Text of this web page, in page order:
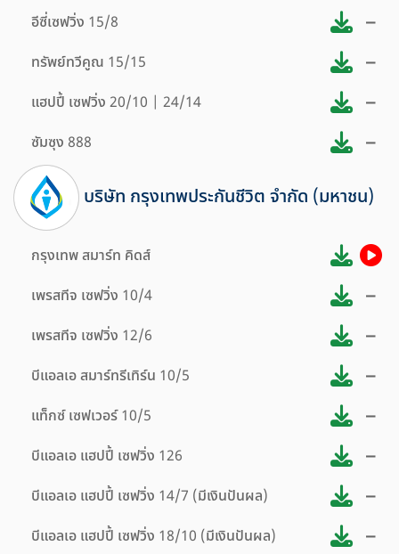
อีซี่เซฟวิ่ง 15/8 –
ทรัพย์ทวีคูณ 15/15 –
แฮปปี้ เซฟวิ่ง 20/10 | 24/14 –
ซัมซุง 888 –
บริษัท กรุงเทพประกันชีวิต จำกัด (มหาชน)
กรุงเทพ สมาร์ท คิดส์
เพรสทีจ เซฟวิ่ง 10/4
–
เพรสทีจ เซฟวิ่ง 12/6 –
บีแอลเอ สมาร์ทรีเทิร์น 10/5 –
แท็กซ์ เซฟเวอร์ 10/5 –
บีแอลเอ แฮปปี้ เซฟวิ่ง 126 –
บีแอลเอ แฮปปี้ เซฟวิ่ง 14/7 (มีเงินปันผล) –
บีแอลเอ แฮปปี้ เซฟวิ่ง 18/10 (มีเงินปันผล) –